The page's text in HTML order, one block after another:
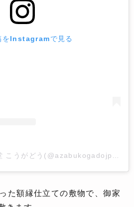
をInstagramで見る
こうがどう(@azabukogadojp)がシ
た額縁仕立ての敷物で、御家